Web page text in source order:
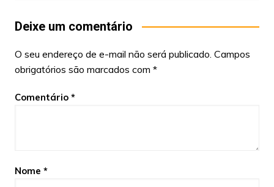
Deixe um comentário
O seu endereço de e-mail não será publicado. Campos
obrigatórios são marcados com *
Comentário *
Nome *